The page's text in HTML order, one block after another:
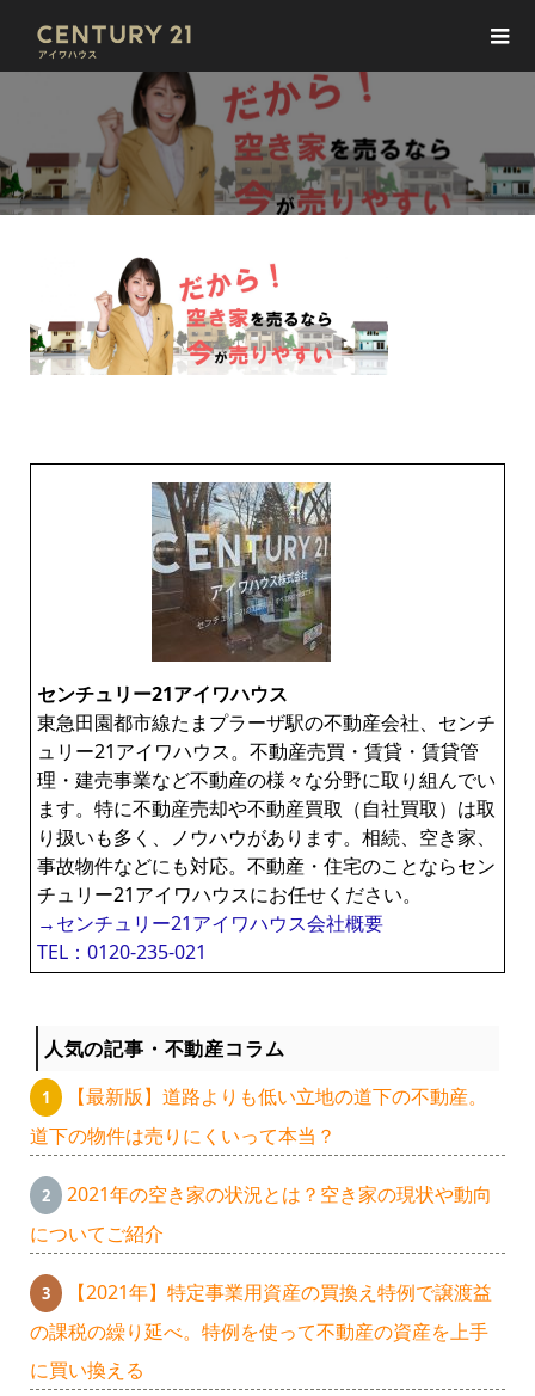
センチュリー21アイワハウス
東急田園都市線たまプラーザ駅の不動産会社、センチ
ュリー21アイワハウス。不動産売買・賃貸・賃貸管
理・建売事業など不動産の様々な分野に取り組んでい
ます。特に不動産売却や不動産買取（自社買取）は取
り扱いも多く、ノウハウがあります。相続、空き家、
事故物件などにも対応。不動産・住宅のことならセン
チュリー21アイワハウスにお任せください。
→センチュリー21アイワハウス会社概要
TEL：0120-235-021
人気の記事・不動産コラム
【最新版】道路よりも低い立地の道下の不動産。
道下の物件は売りにくいって本当？
2021年の空き家の状況とは？空き家の現状や動向
についてご紹介
【2021年】特定事業用資産の買換え特例で譲渡益
の課税の繰り延べ。特例を使って不動産の資産を上手
に買い換える